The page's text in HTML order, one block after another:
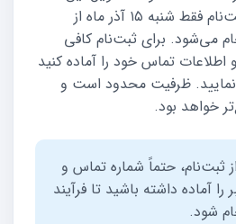
خودرو ۹۰ روز کاری و ثبت‌نام فقط شنبه ۱۵ آذر ماه از
صبح انجام می‌شود. برای ثبت‌نام کافی
تماس خود را آماده کنید
نمایید. ظرفیت محدود است و
خواهد بود.
ثبت‌نام، حتماً شماره تماس و
آماده داشته باشید تا فرآیند
شود.